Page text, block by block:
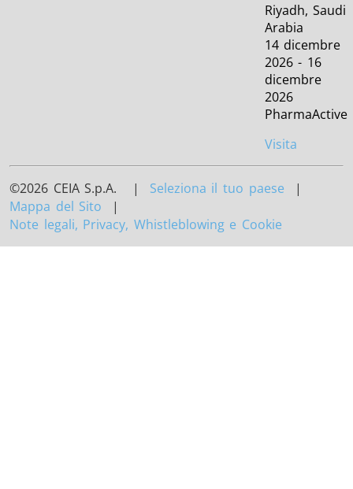
Riyadh, Saudi
Arabia
14 dicembre
2026 - 16
dicembre
2026
PharmaActive
Visita
©2026 CEIA S.p.A. | Seleziona il tuo paese |
Mappa del Sito |
Note legali, Privacy, Whistleblowing e Cookie